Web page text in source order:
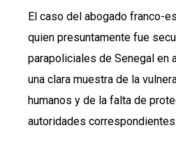
El caso del abogado franco-
quien presuntamente fue
parapoliciales de Senegal en
una clara muestra de la
humanos y de la falta de
autoridades correspondientes.